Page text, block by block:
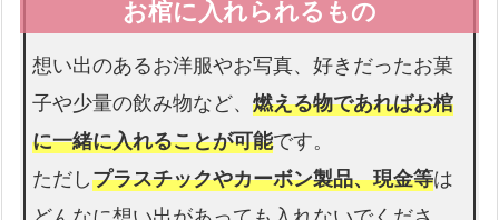
仏衣
納棺時にお着せします
想い出のあるお洋服やお写真、好きだったお菓
子や少量の飲み物など、燃える物であればお棺
に一緒に入れることが可能です。
ただしプラスチックやカーボン製品、現金等は